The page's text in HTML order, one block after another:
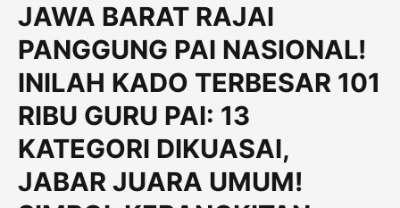
JAWA BARAT RAJAI
PANGGUNG PAI NASIONAL!
INILAH KADO TERBESAR 101
RIBU GURU PAI: 13
KATEGORI DIKUASAI,
JABAR JUARA UMUM!